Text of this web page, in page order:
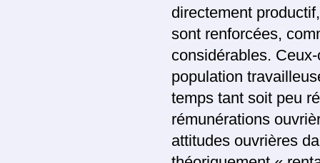
directement
sont renforcées,
considérables.
population
temps tant soit peu
rémunérations
attitudes ouvrières